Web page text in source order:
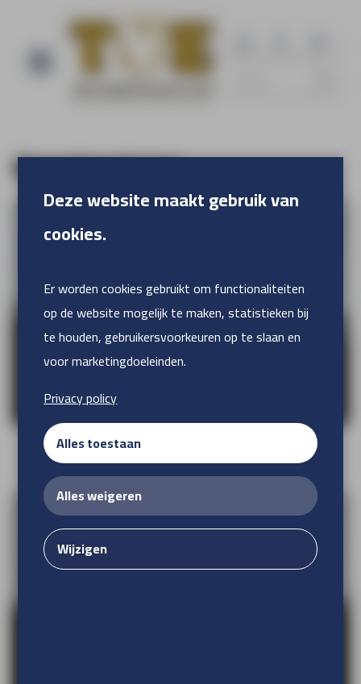
Deze website maakt gebruik van
cookies.
Er worden cookies gebruikt om functionaliteiten
op de website mogelijk te maken, statistieken bij
te houden, gebruikersvoorkeuren op te slaan en
voor marketingdoeleinden.
Privacy policy
Alles toestaan
Alles weigeren
Wijzigen
Gevelreclame
Dibond sandwich paneel